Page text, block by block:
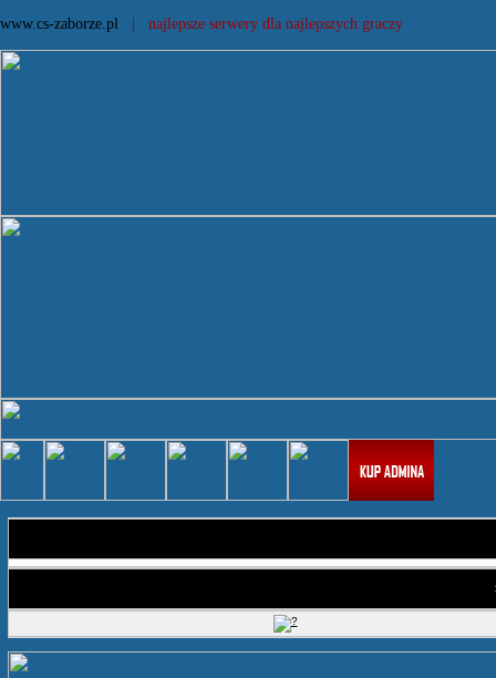
www.cs-zaborze.pl | najlepsze serwery dla najlepszych graczy